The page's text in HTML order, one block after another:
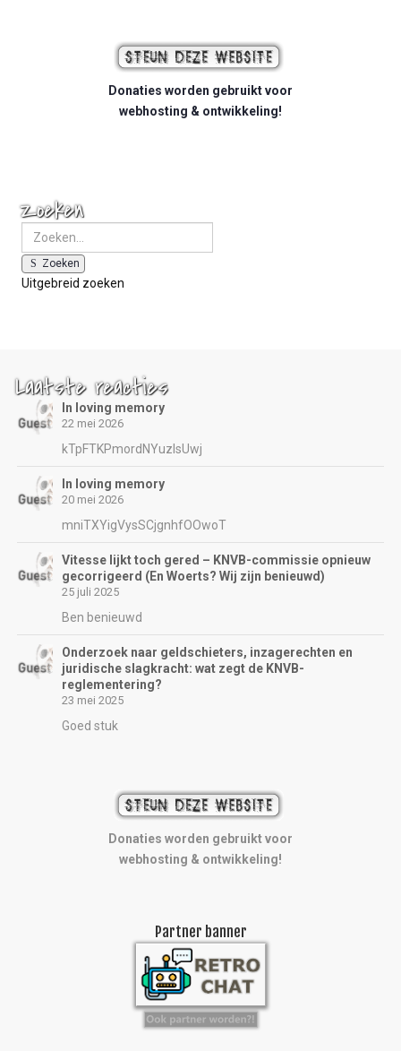
Donaties worden gebruikt voor
webhosting & ontwikkeling!
Zoeken
Zoeken
Uitgebreid zoeken
Laatste reacties
In loving memory
22 mei 2026
kTpFTKPmordNYuzIsUwj
In loving memory
20 mei 2026
mniTXYigVysSCjgnhfOOwoT
Vitesse lijkt toch gered – KNVB-commissie opnieuw
gecorrigeerd (En Woerts? Wij zijn benieuwd)
25 juli 2025
Ben benieuwd
Onderzoek naar geldschieters, inzagerechten en
juridische slagkracht: wat zegt de KNVB-
reglementering?
23 mei 2025
Goed stuk
Donaties worden gebruikt voor
webhosting & ontwikkeling!
Partner banner